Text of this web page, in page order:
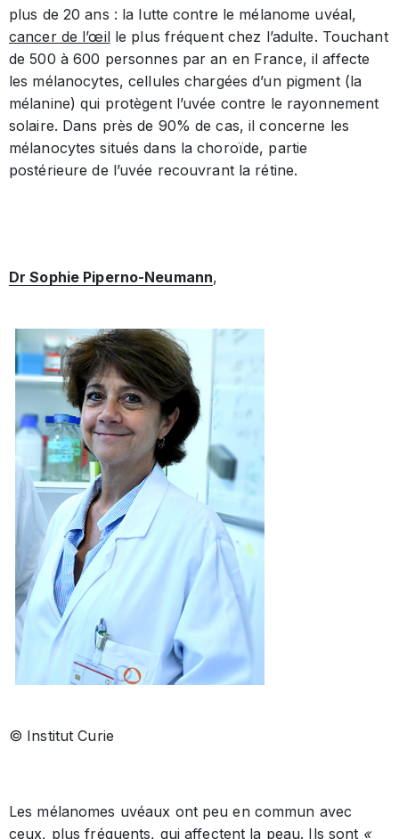
plus de 20 ans : la lutte contre le mélanome uvéal,
cancer de l’œille plus fréquent chez l’adulte. Touchant
de 500 à 600 personnes par an en France, il affecte
les mélanocytes, cellules chargées d’un pigment (la
mélanine) qui protègent l’uvée contre le rayonnement
solaire. Dans près de 90% de cas, il concerne les
mélanocytes situés dans la choroïde, partie
postérieure de l’uvée recouvrant la rétine.
Dr Sophie Piperno-Neumann,
© Institut Curie
Les mélanomes uvéaux ont peu en commun avec
ceux, plus fréquents, qui affectent la peau. Ils sont «